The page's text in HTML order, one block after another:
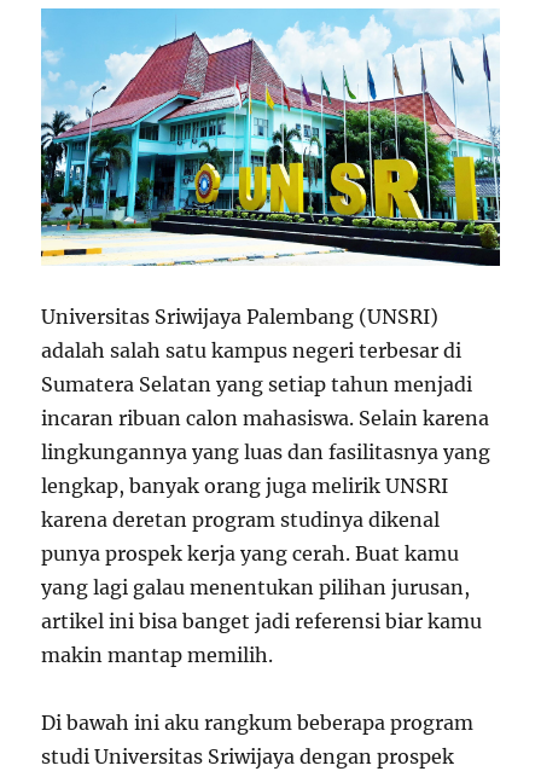
Universitas Sriwijaya Palembang (UNSRI)
adalah salah satu kampus negeri terbesar di
Sumatera Selatan yang setiap tahun menjadi
incaran ribuan calon mahasiswa. Selain karena
lingkungannya yang luas dan fasilitasnya yang
lengkap, banyak orang juga melirik UNSRI
karena deretan program studinya dikenal
punya prospek kerja yang cerah. Buat kamu
yang lagi galau menentukan pilihan jurusan,
artikel ini bisa banget jadi referensi biar kamu
makin mantap memilih.
Di bawah ini aku rangkum beberapa program
studi Universitas Sriwijaya dengan prospek